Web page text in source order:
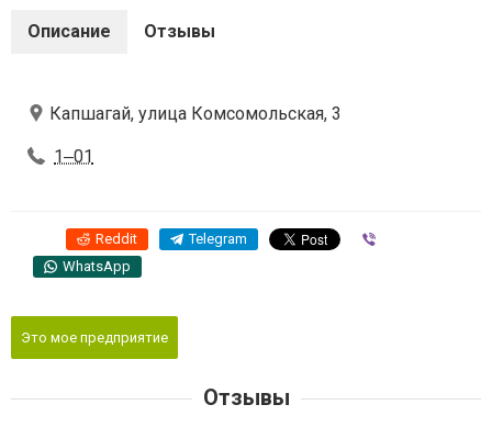
Описание Отзывы
Капшагай, улица Комсомольская, 3
1‒01
Reddit Telegram
WhatsApp
Это мое предприятие
Отзывы